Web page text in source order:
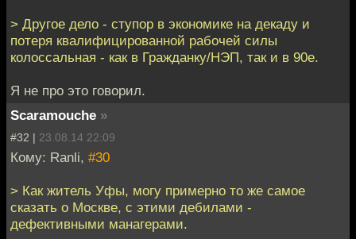
> Другое дело - ступор в экономике на декаду и
потеря квалифицированной рабочей силы
колоссальная - как в Гражданку/НЭП, так и в 90е.
Я не про это говорил.
Scaramouche »
#32 | 23.08.14 22:09
Кому: Ranli, #30
> Как житель Уфы, могу примерно то же самое
сказать о Москве, с этими дебилами -
дефективными манагерами.